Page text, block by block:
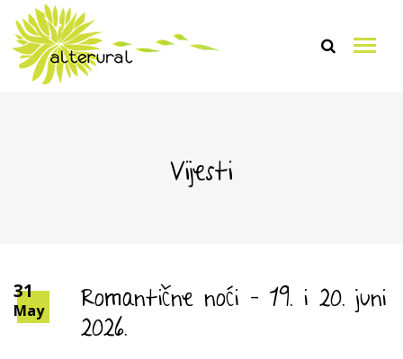
Vijesti
31
May Romantične noći – 19. i 20. juni
2026.